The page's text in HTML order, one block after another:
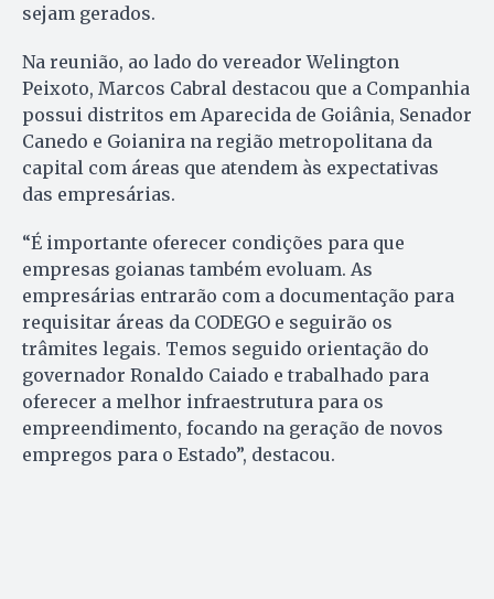
sejam gerados.
Na reunião, ao lado do vereador Welington
Peixoto, Marcos Cabral destacou que a Companhia
possui distritos em Aparecida de Goiânia, Senador
Canedo e Goianira na região metropolitana da
capital com áreas que atendem às expectativas
das empresárias.
“É importante oferecer condições para que
empresas goianas também evoluam. As
empresárias entrarão com a documentação para
requisitar áreas da CODEGO e seguirão os
trâmites legais. Temos seguido orientação do
governador Ronaldo Caiado e trabalhado para
oferecer a melhor infraestrutura para os
empreendimento, focando na geração de novos
empregos para o Estado”, destacou.